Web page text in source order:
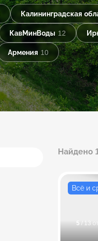
Калининградская
КавМинВоды 12
Армения 10
Найдено
Всё и
5 / 13